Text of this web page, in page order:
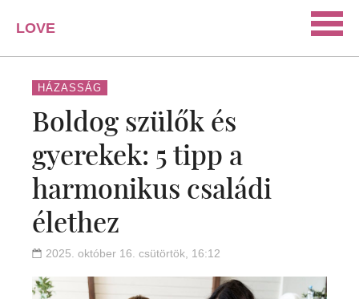
LOVE
PORTAL
SZERELEM
ISMERKEDÉS
PÁRKAPCSOLAT
HÁZASSÁG
KAPCSOLAT
HÁZASSÁG
Boldog szülők és
gyerekek: 5 tipp a
harmonikus családi
élethez
2025. október 16. csütörtök, 16:12